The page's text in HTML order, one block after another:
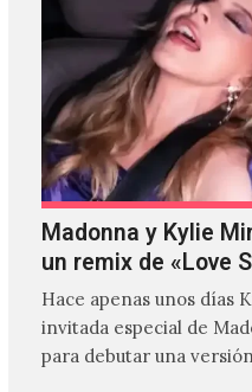
Madonna y Kylie
un remix de «Love
Hace apenas unos días
invitada especial de
para debutar una